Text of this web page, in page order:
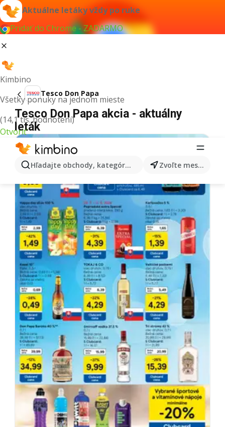
Aktuálne letáky vždy po ruke
Pridať do Chrome - ZADARMO
Kimbino
Všetky ponuky na jednom mieste
(14,1 tis. hodnotení)
Otvoriť
Hľadajte obchody, kategórie, produkty... Zvoľte mesto
Tesco Don Papa
Tesco Don Papa akcia - aktuálny
leták